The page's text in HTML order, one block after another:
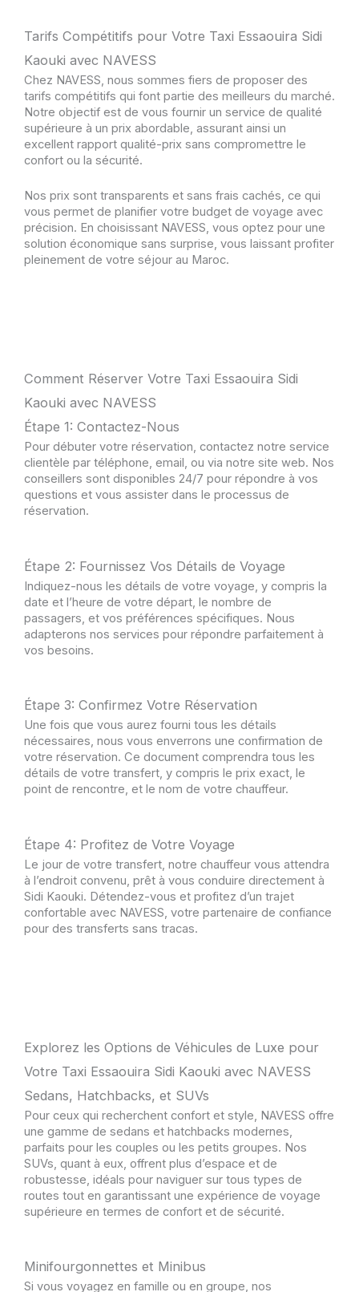
Tarifs Compétitifs pour Votre Taxi Essaouira Sidi
Kaouki avec NAVESS
Chez NAVESS, nous sommes fiers de proposer des
tarifs compétitifs qui font partie des meilleurs du marché.
Notre objectif est de vous fournir un service de qualité
supérieure à un prix abordable, assurant ainsi un
excellent rapport qualité-prix sans compromettre le
confort ou la sécurité.
Nos prix sont transparents et sans frais cachés, ce qui
vous permet de planifier votre budget de voyage avec
précision. En choisissant NAVESS, vous optez pour une
solution économique sans surprise, vous laissant profiter
pleinement de votre séjour au Maroc.
Comment Réserver Votre Taxi Essaouira Sidi
Kaouki avec NAVESS
Étape 1: Contactez-Nous
Pour débuter votre réservation, contactez notre service
clientèle par téléphone, email, ou via notre site web. Nos
conseillers sont disponibles 24/7 pour répondre à vos
questions et vous assister dans le processus de
réservation.
Étape 2: Fournissez Vos Détails de Voyage
Indiquez-nous les détails de votre voyage, y compris la
date et l’heure de votre départ, le nombre de
passagers, et vos préférences spécifiques. Nous
adapterons nos services pour répondre parfaitement à
vos besoins.
Étape 3: Confirmez Votre Réservation
Une fois que vous aurez fourni tous les détails
nécessaires, nous vous enverrons une confirmation de
votre réservation. Ce document comprendra tous les
détails de votre transfert, y compris le prix exact, le
point de rencontre, et le nom de votre chauffeur.
Étape 4: Profitez de Votre Voyage
Le jour de votre transfert, notre chauffeur vous attendra
à l’endroit convenu, prêt à vous conduire directement à
Sidi Kaouki. Détendez-vous et profitez d’un trajet
confortable avec NAVESS, votre partenaire de confiance
pour des transferts sans tracas.
Explorez les Options de Véhicules de Luxe pour
Votre Taxi Essaouira Sidi Kaouki avec NAVESS
Sedans, Hatchbacks, et SUVs
Pour ceux qui recherchent confort et style, NAVESS offre
une gamme de sedans et hatchbacks modernes,
parfaits pour les couples ou les petits groupes. Nos
SUVs, quant à eux, offrent plus d’espace et de
robustesse, idéals pour naviguer sur tous types de
routes tout en garantissant une expérience de voyage
supérieure en termes de confort et de sécurité.
Minifourgonnettes et Minibus
Si vous voyagez en famille ou en groupe, nos